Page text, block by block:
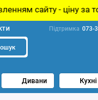
- ціну за товар
Підтримка 073-
Дивани Кухні